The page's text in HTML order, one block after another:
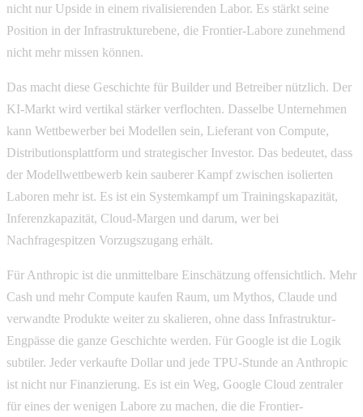
nicht nur Upside in einem rivalisierenden Labor. Es stärkt seine
Position in der Infrastrukturebene, die Frontier-Labore zunehmend
nicht mehr missen können.
Das macht diese Geschichte für Builder und Betreiber nützlich. Der
KI-Markt wird vertikal stärker verflochten. Dasselbe Unternehmen
kann Wettbewerber bei Modellen sein, Lieferant von Compute,
Distributionsplattform und strategischer Investor. Das bedeutet, dass
der Modellwettbewerb kein sauberer Kampf zwischen isolierten
Laboren mehr ist. Es ist ein Systemkampf um Trainingskapazität,
Inferenzkapazität, Cloud-Margen und darum, wer bei
Nachfragespitzen Vorzugszugang erhält.
Für Anthropic ist die unmittelbare Einschätzung offensichtlich. Mehr
Cash und mehr Compute kaufen Raum, um Mythos, Claude und
verwandte Produkte weiter zu skalieren, ohne dass Infrastruktur-
Engpässe die ganze Geschichte werden. Für Google ist die Logik
subtiler. Jeder verkaufte Dollar und jede TPU-Stunde an Anthropic
ist nicht nur Finanzierung. Es ist ein Weg, Google Cloud zentraler
für eines der wenigen Labore zu machen, die die Frontier-